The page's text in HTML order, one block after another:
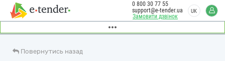
Замовити дзвінок
0 800 30 77 55
support@e-tender.ua
UK
Повернутись назад